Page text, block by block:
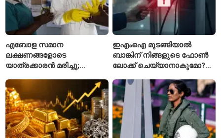
എബോള സമാന
ലക്ഷണങ്ങളോടെ
യാത്രക്കാരൻ മരിച്ചു;
യാത്രക്കാരെ
നിരീക്ഷണത്തിൽ
ഇഎംഐ മുടങ്ങിയാൽ
ബാങ്കിന് നിങ്ങളുടെ ഫോൺ
ലോക്ക് ചെയ്യാനാകുമോ?
ചട്ടങ്ങൾ ഇങ്ങനെ